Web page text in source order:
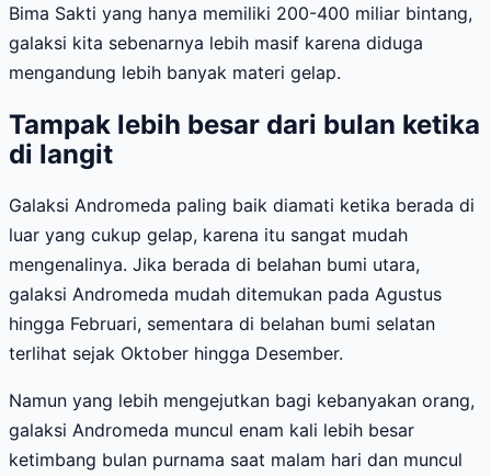
Bima Sakti yang hanya memiliki 200-400 miliar bintang,
galaksi kita sebenarnya lebih masif karena diduga
mengandung lebih banyak materi gelap.
Tampak lebih besar dari bulan ketika
di langit
Galaksi Andromeda paling baik diamati ketika berada di
luar yang cukup gelap, karena itu sangat mudah
mengenalinya. Jika berada di belahan bumi utara,
galaksi Andromeda mudah ditemukan pada Agustus
hingga Februari, sementara di belahan bumi selatan
terlihat sejak Oktober hingga Desember.
Namun yang lebih mengejutkan bagi kebanyakan orang,
galaksi Andromeda muncul enam kali lebih besar
ketimbang bulan purnama saat malam hari dan muncul